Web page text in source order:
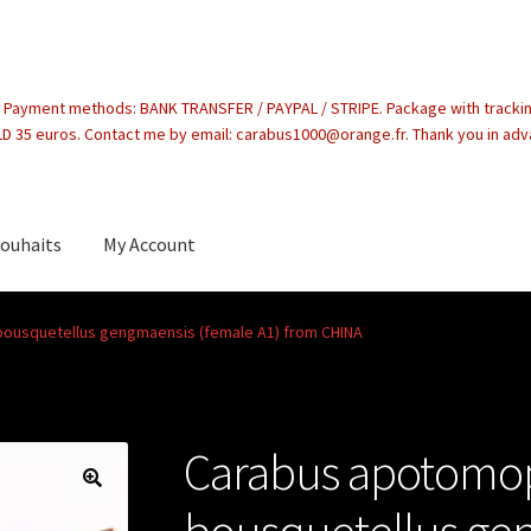
methods: BANK TRANSFER / PAYPAL / STRIPE. Package with
35 euros. Contact me by email: carabus1000@orange.fr. Thank you in
My Account
gengmaensis (female A1) from CHINA
Carabus